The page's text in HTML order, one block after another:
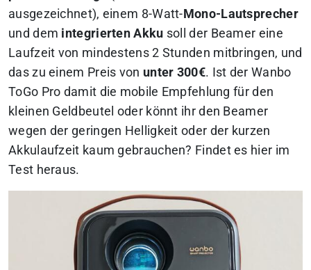
ausgezeichnet), einem 8-Watt- Mono-Lautsprecher
und dem integrierten Akku soll der Beamer eine
Laufzeit von mindestens 2 Stunden mitbringen, und
das zu einem Preis von unter 300€. Ist der Wanbo
ToGo Pro damit die mobile Empfehlung für den
kleinen Geldbeutel oder könnt ihr den Beamer
wegen der geringen Helligkeit oder der kurzen
Akkulaufzeit kaum gebrauchen? Findet es hier im
Test heraus.